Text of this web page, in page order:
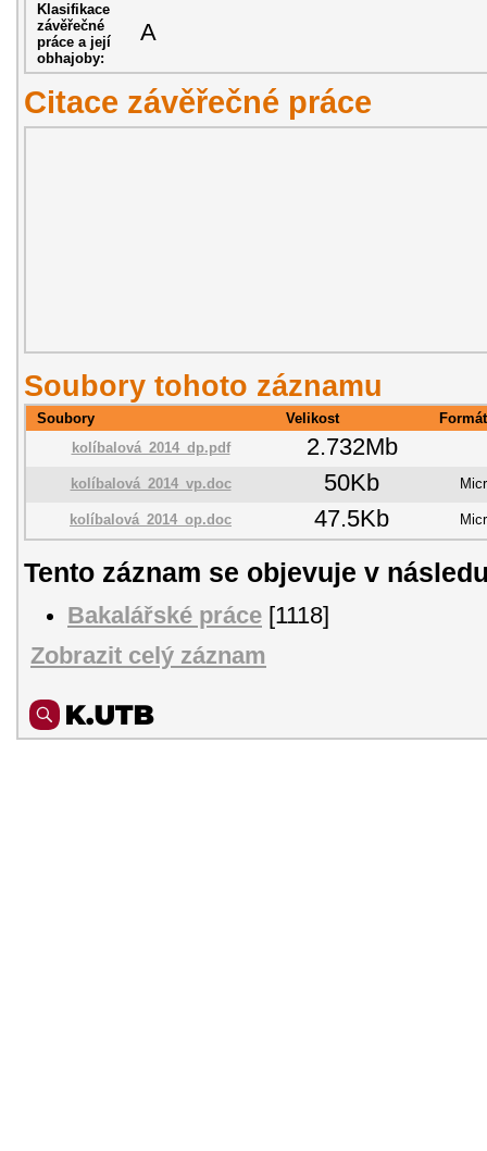
Klasifikace
závěřečné
práce a její
obhajoby:
A
Citace závěřečné práce
Soubory tohoto záznamu
Soubory Velikost
Formát
kolíbalová_2014_dp.pdf
2.732Mb
kolíbalová_2014_vp.doc 50Kb
kolíbalová_2014_op.doc 47.5Kb
Tento záznam se objevuje v
Bakalářské práce [1118]
Zobrazit celý záznam